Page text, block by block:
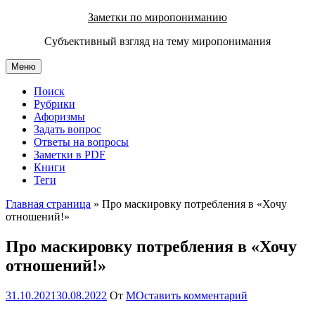
содержимому
Заметки по миропониманию
Субъективный взгляд на тему миропонимания
Меню
Поиск
Рубрики
Афоризмы
Задать вопрос
Ответы на вопросы
Заметки в PDF
Книги
Теги
Главная страница » Про маскировку потребления в «Хочу
отношений!»
Про маскировку потребления в «Хочу
отношений!»
31.10.202130.08.2022 От МОставить комментарий